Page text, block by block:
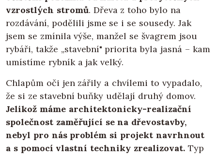
vzrostlých stromů. Dřeva z toho bylo na
rozdávání, podělili jsme se i se sousedy. Jak
jsem se zmínila výše, manžel se švagrem jsou
rybáři, takže „stavební" priorita byla jasná – kam
umístíme rybník a jak velký.
Chlapům oči jen zářily a chvílemi to vypadalo,
že si ze stavební buňky udělají druhý domov.
Jelikož máme architektonicky-realizační
společnost zaměřující se na dřevostavby,
nebyl pro nás problém si projekt navrhnout
a s pomocí vlastní techniky zrealizovat. Typ